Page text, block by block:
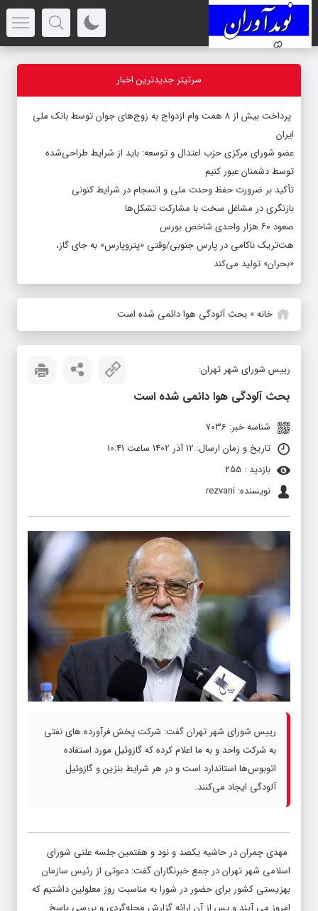
سرتیتر جدیدترین اخبار
پرداخت بیش از ۸ همت وام ازدواج به زوج‌های جوان توسط بانک ملی
ایران
عضو شورای مرکزی حزب اعتدال و توسعه: باید از شرایط طراحی‌شده
توسط دشمنان عبور کنیم
تأکید بر ضرورت حفظ وحدت ملی و انسجام در شرایط کنونی
بازنگری در مشاغل سخت با مشارکت تشکل‌ها
صعود ۶۰ هزار واحدی شاخص بورس
هت‌تریک ناکامی در پارس جنوبی/وقتی «پتروپارس» به جای گاز،
«بحران» تولید می‌کند
خانه» بحث آلودگی هوا دائمی شده است
رییس شورای شهر تهران:
بحث آلودگی هوا دائمی شده است
شناسه خبر: 7036
تاریخ و زمان ارسال: 12 آذر 1402 ساعت 10:41
بازدید : 255
نویسنده: rezvani
رییس شورای شهر تهران گفت: شرکت پخش فرآورده های نفتی
به شرکت واحد و به ما اعلام کرده که گازوئیل مورد استفاده
اتوبوس‌ها استاندارد است و در هر شرایط بنزین و گازوئیل
آلودگی ایجاد می‌کنند.
مهدی چمران در حاشیه یکصد و نود و هفتمین جلسه علنی شورای
اسلامی شهر تهران در جمع خبرنگاران گفت: دعوتی از رئیس سازمان
بهزیستی کشور برای حضور در شورا به مناسبت روز معلولین داشتیم که